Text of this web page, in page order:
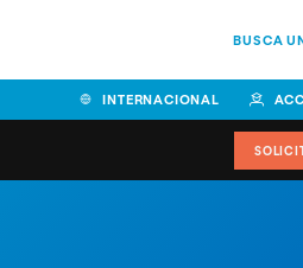
BUSCA
INTERNACIONAL